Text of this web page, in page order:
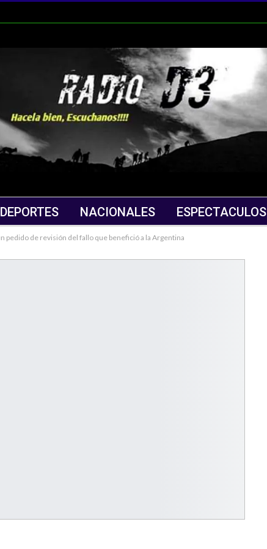
DEPORTES NACIONALES ESPECTACULOS
pedido de revisión del fallo que benefició a la Argentina